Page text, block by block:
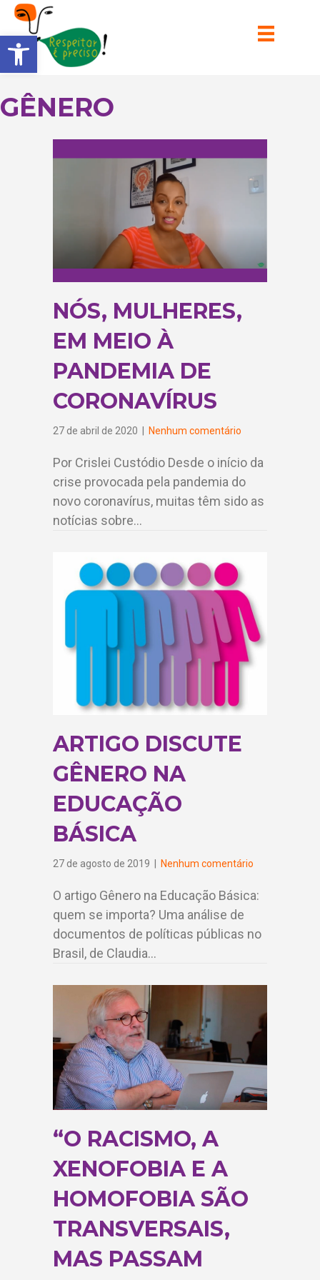
Barra de Ferramentas Aberta
GÊNERO
NÓS, MULHERES,
EM MEIO À
PANDEMIA DE
CORONAVÍRUS
27 de abril de 2020 Nenhum comentário
Por Crislei Custódio Desde o início da
crise provocada pela pandemia do
novo coronavírus, muitas têm sido as
notícias sobre…
ARTIGO DISCUTE
GÊNERO NA
EDUCAÇÃO
BÁSICA
27 de agosto de 2019 Nenhum comentário
O artigo Gênero na Educação Básica:
quem se importa? Uma análise de
documentos de políticas públicas no
Brasil, de Claudia…
“O RACISMO, A
XENOFOBIA E A
HOMOFOBIA SÃO
TRANSVERSAIS,
MAS PASSAM